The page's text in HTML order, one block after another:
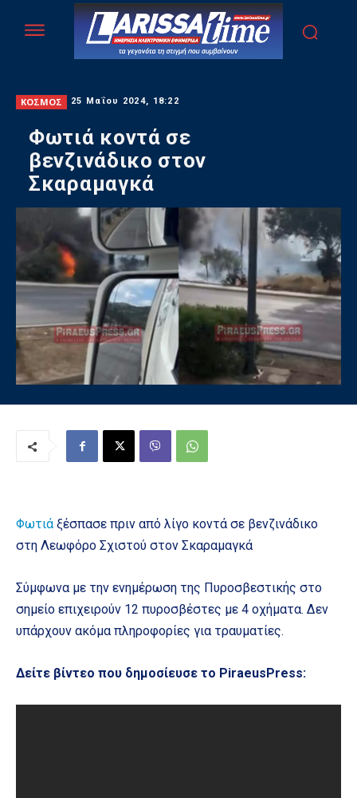
ΚΟΣΜΟΣ 25 Μαΐου 2024, 18:22
Φωτιά κοντά σε
βενζινάδικο στον
Σκαραμαγκά
Φωτιάξέσπασε πριν από λίγο κοντά σε βενζινάδικο
στη Λεωφόρο Σχιστού στον Σκαραμαγκά
Σύμφωνα με την ενημέρωση της Πυροσβεστικής στο
σημείο επιχειρούν 12 πυροσβέστες με 4 οχήματα. Δεν
υπάρχουν ακόμα πληροφορίες για τραυματίες.
Δείτε βίντεο που δημοσίευσε το PiraeusPress: